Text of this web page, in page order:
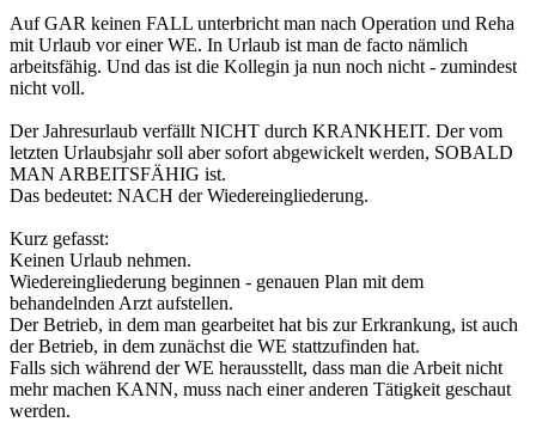
Auf GAR keinen FALL unterbricht man nach Operation und Reha
mit Urlaub vor einer WE. In Urlaub ist man de facto nämlich
arbeitsfähig. Und das ist die Kollegin ja nun noch nicht - zumindest
nicht voll.
Der Jahresurlaub verfällt NICHT durch KRANKHEIT. Der vom
letzten Urlaubsjahr soll aber sofort abgewickelt werden, SOBALD
MAN ARBEITSFÄHIG ist.
Das bedeutet: NACH der Wiedereingliederung.
Kurz gefasst:
Keinen Urlaub nehmen.
Wiedereingliederung beginnen - genauen Plan mit dem
behandelnden Arzt aufstellen.
Der Betrieb, in dem man gearbeitet hat bis zur Erkrankung, ist auch
der Betrieb, in dem zunächst die WE stattzufinden hat.
Falls sich während der WE herausstellt, dass man die Arbeit nicht
mehr machen KANN, muss nach einer anderen Tätigkeit geschaut
werden.